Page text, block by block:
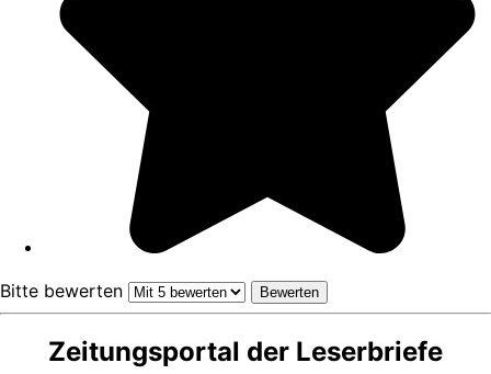
Bitte bewerten
Zeitungsportal der Leserbriefe